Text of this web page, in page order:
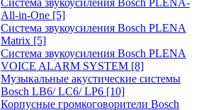
Система звукоусиления Bosch PLENA-
All-in-One [5]
Система звукоусиления Bosch PLENA
Matrix [5]
Система звукоусиления Bosch PLENA
VOICE ALARM SYSTEM [8]
Музыкальные акустические системы
Bosch LB6/ LC6/ LP6 [10]
Корпусные громкоговорители Bosch